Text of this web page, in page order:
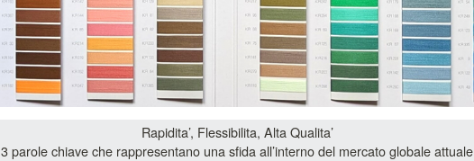
Rapidita’, Flessibilita, Alta Qualita’
3 parole chiave che rappresentano una sfida all’interno del mercato globale attuale